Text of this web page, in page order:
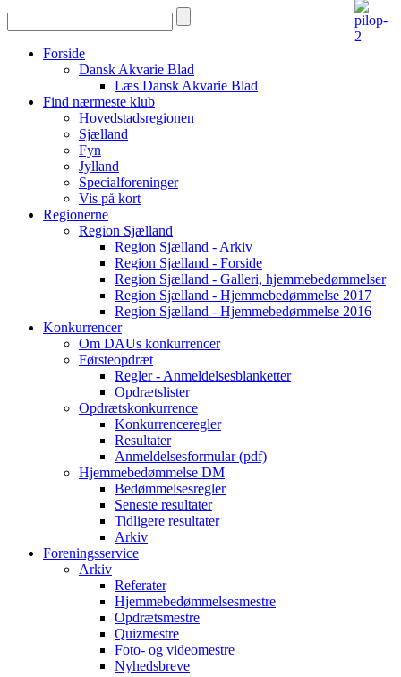
Forside
Dansk Akvarie Blad
Læs Dansk Akvarie Blad
Find nærmeste klub
Hovedstadsregionen
Sjælland
Fyn
Jylland
Specialforeninger
Vis på kort
Regionerne
Region Sjælland
Region Sjælland - Arkiv
Region Sjælland - Forside
Region Sjælland - Galleri, hjemmebedømmelser
Region Sjælland - Hjemmebedømmelse 2017
Region Sjælland - Hjemmebedømmelse 2016
Konkurrencer
Om DAUs konkurrencer
Førsteopdræt
Regler - Anmeldelsesblanketter
Opdrætslister
Opdrætskonkurrence
Konkurrenceregler
Resultater
Anmeldelsesformular (pdf)
Hjemmebedømmelse DM
Bedømmelsesregler
Seneste resultater
Tidligere resultater
Arkiv
Foreningsservice
Arkiv
Referater
Hjemmebedømmelsesmestre
Opdrætsmestre
Quizmestre
Foto- og videomestre
Nyhedsbreve